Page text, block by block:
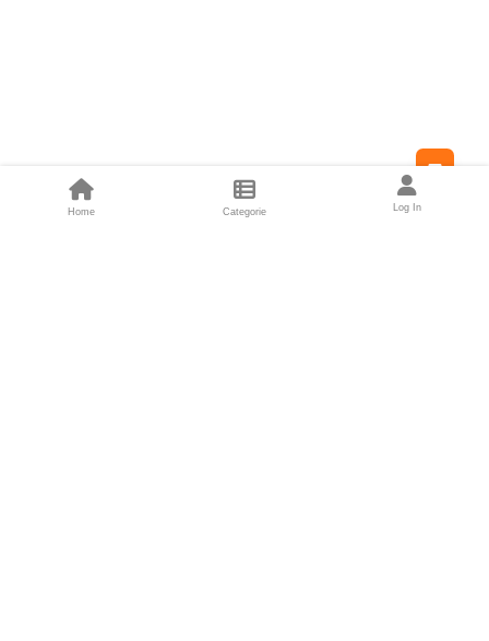
Home Categorie Log In